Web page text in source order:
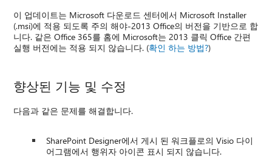
이 업데이트는 Microsoft 다운로드 센터에서 Microsoft Installer
(.msi)에 적용 되도록 주의 해야-2013 Office의 버전을 기반으로 합
니다. 같은 Office 365를 홈에 Microsoft는 2013 클릭 Office 간편
실행 버전에는 적용 되지 않습니다. (확인 하는 방법?)
향상된 기능 및 수정
다음과 같은 문제를 해결합니다.
SharePoint Designer에서 게시 된 워크플로의 Visio 다이
어그램에서 행위자 아이콘 표시 되지 않습니다.